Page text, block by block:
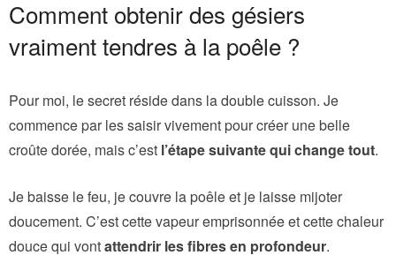
Comment obtenir des gésiers
vraiment tendres à la poêle ?
Pour moi, le secret réside dans la double cuisson. Je
commence par les saisir vivement pour créer une belle
croûte dorée, mais c’est l’étape suivante qui change tout.
Je baisse le feu, je couvre la poêle et je laisse mijoter
doucement. C’est cette vapeur emprisonnée et cette chaleur
douce qui vontattendrir les fibres en profondeur.